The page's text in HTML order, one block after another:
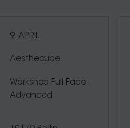
9. APRIL
Aesthecube
Workshop Full Face -
Advanced